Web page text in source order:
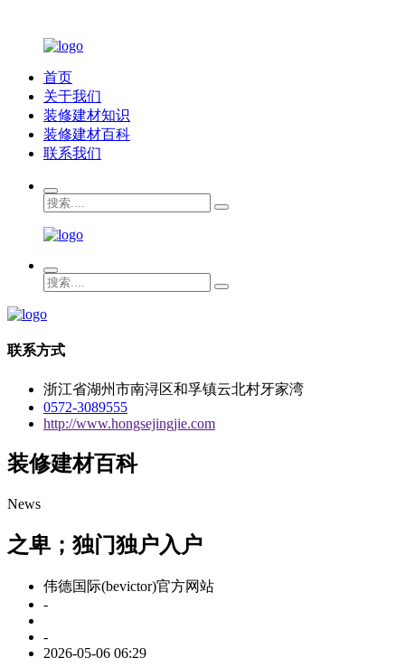
首页
关于我们
装修建材知识
装修建材百科
联系我们
联系方式
浙江省湖州市南浔区和孚镇云北村牙家湾
0572-3089555
http://www.hongsejingjie.com
装修建材百科
News
之卑；独门独户入户
伟德国际(bevictor)官方网站
-
-
2026-05-06 06:29